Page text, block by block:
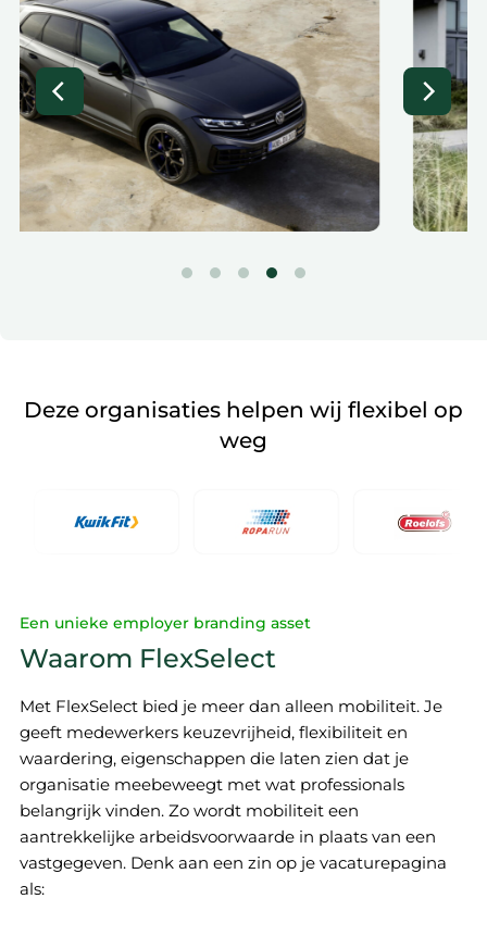
Deze organisaties helpen wij flexibel op
weg
Een unieke employer branding asset
Waarom FlexSelect
Met FlexSelect bied je meer dan alleen mobiliteit. Je
geeft medewerkers keuzevrijheid, flexibiliteit en
waardering, eigenschappen die laten zien dat je
organisatie meebeweegt met wat professionals
belangrijk vinden. Zo wordt mobiliteit een
aantrekkelijke arbeidsvoorwaarde in plaats van een
vastgegeven. Denk aan een zin op je vacaturepagina
als: